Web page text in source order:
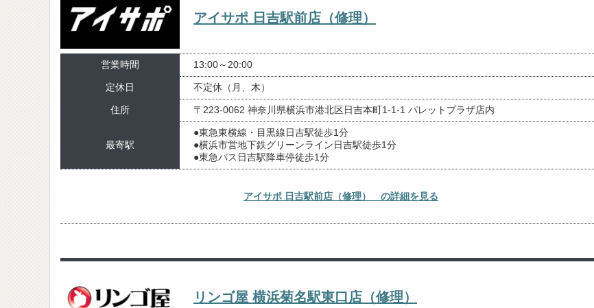
アイサポ 日吉駅前店（修理）
営業時間 13:00～20:00
定休日 不定休（月、木）
住所 〒223-0062 神奈川県横浜市港北区日吉本町1-1-1 パレットプラザ店内
最寄駅
●東急東横線・目黒線日吉駅徒歩1分
●横浜市営地下鉄グリーンライン日吉駅徒歩1分
●東急バス日吉駅降車停徒歩1分
アイサポ 日吉駅前店（修理） の詳細を見る
リンゴ屋 横浜菊名駅東口店（修理）